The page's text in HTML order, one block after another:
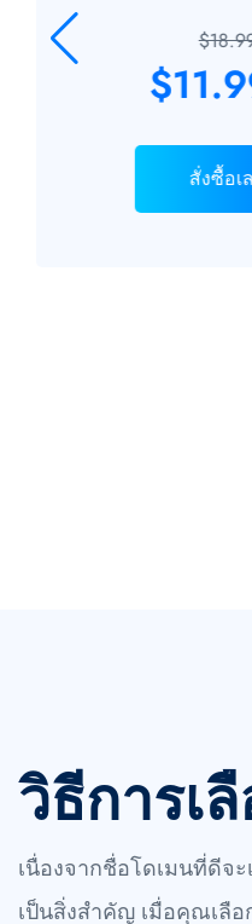
สั่งซื้อเ
วิธีการเ
เนื่องจากชื่อโดเมนที่ดีจ
เป็นสิ่งสำคัญ เมื่อคุณเลือ